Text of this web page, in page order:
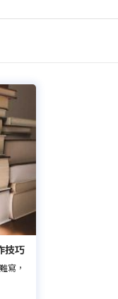
技巧
寫，